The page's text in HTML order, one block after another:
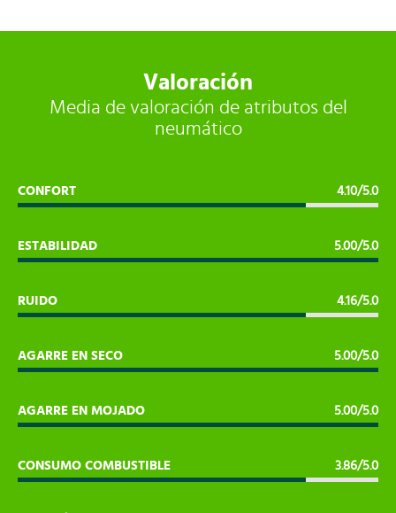
Valoración
Media de valoración de atributos del
neumático
CONFORT 4.10/5.0
ESTABILIDAD 5.00/5.0
RUIDO 4.16/5.0
AGARRE EN SECO 5.00/5.0
AGARRE EN MOJADO 5.00/5.0
CONSUMO COMBUSTIBLE 3.86/5.0